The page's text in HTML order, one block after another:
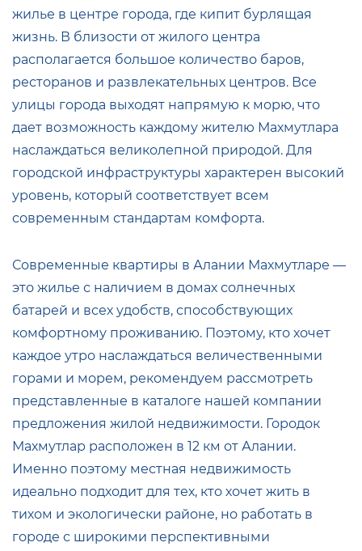
жилье в центре города, где кипит бурлящая
жизнь. В близости от жилого центра
располагается большое количество баров,
ресторанов и развлекательных центров. Все
улицы города выходят напрямую к морю, что
дает возможность каждому жителю Махмутлара
наслаждаться великолепной природой. Для
городской инфраструктуры характерен высокий
уровень, который соответствует всем
современным стандартам комфорта.
Современные квартиры в Алании Махмутларе —
это жилье с наличием в домах солнечных
батарей и всех удобств, способствующих
комфортному проживанию. Поэтому, кто хочет
каждое утро наслаждаться величественными
горами и морем, рекомендуем рассмотреть
представленные в каталоге нашей компании
предложения жилой недвижимости. Городок
Махмутлар расположен в 12 км от Алании.
Именно поэтому местная недвижимость
идеально подходит для тех, кто хочет жить в
тихом и экологически районе, но работать в
городе с широкими перспективными